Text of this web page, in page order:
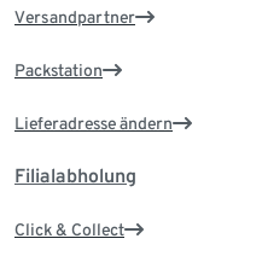
Versandpartner
Packstation
Lieferadresse ändern
Filialabholung
Click & Collect